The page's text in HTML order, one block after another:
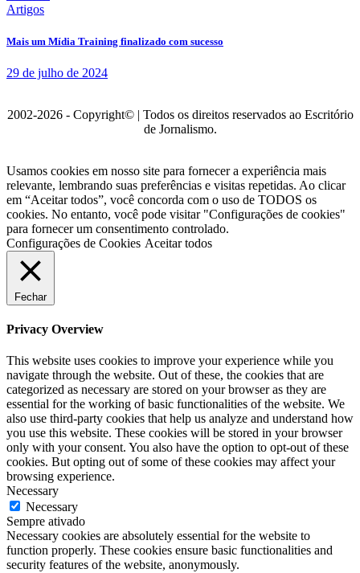
Artigos
Mais um Mídia Training finalizado com sucesso
29 de julho de 2024
2002-2026 - Copyright© | Todos os direitos reservados ao Escritório
de Jornalismo.
Usamos cookies em nosso site para fornecer a experiência mais
relevante, lembrando suas preferências e visitas repetidas. Ao clicar
em “Aceitar todos”, você concorda com o uso de TODOS os
cookies. No entanto, você pode visitar "Configurações de cookies"
para fornecer um consentimento controlado.
Configurações de Cookies Aceitar todos
Fechar
Privacy Overview
This website uses cookies to improve your experience while you
navigate through the website. Out of these, the cookies that are
categorized as necessary are stored on your browser as they are
essential for the working of basic functionalities of the website. We
also use third-party cookies that help us analyze and understand how
you use this website. These cookies will be stored in your browser
only with your consent. You also have the option to opt-out of these
cookies. But opting out of some of these cookies may affect your
browsing experience.
Necessary
Necessary
Sempre ativado
Necessary cookies are absolutely essential for the website to
function properly. These cookies ensure basic functionalities and
security features of the website, anonymously.